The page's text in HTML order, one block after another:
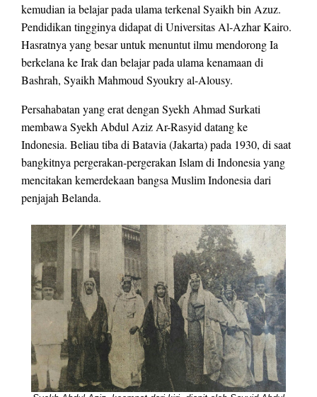
kemudian ia belajar pada ulama terkenal Syaikh bin Azuz.
Pendidikan tingginya didapat di Universitas Al-Azhar Kairo.
Hasratnya yang besar untuk menuntut ilmu mendorong Ia
berkelana ke Irak dan belajar pada ulama kenamaan di
Bashrah, Syaikh Mahmoud Syoukry al-Alousy.
Persahabatan yang erat dengan Syekh Ahmad Surkati
membawa Syekh Abdul Aziz Ar-Rasyid datang ke
Indonesia. Beliau tiba di Batavia (Jakarta) pada 1930, di saat
bangkitnya pergerakan-pergerakan Islam di Indonesia yang
mencitakan kemerdekaan bangsa Muslim Indonesia dari
penjajah Belanda.